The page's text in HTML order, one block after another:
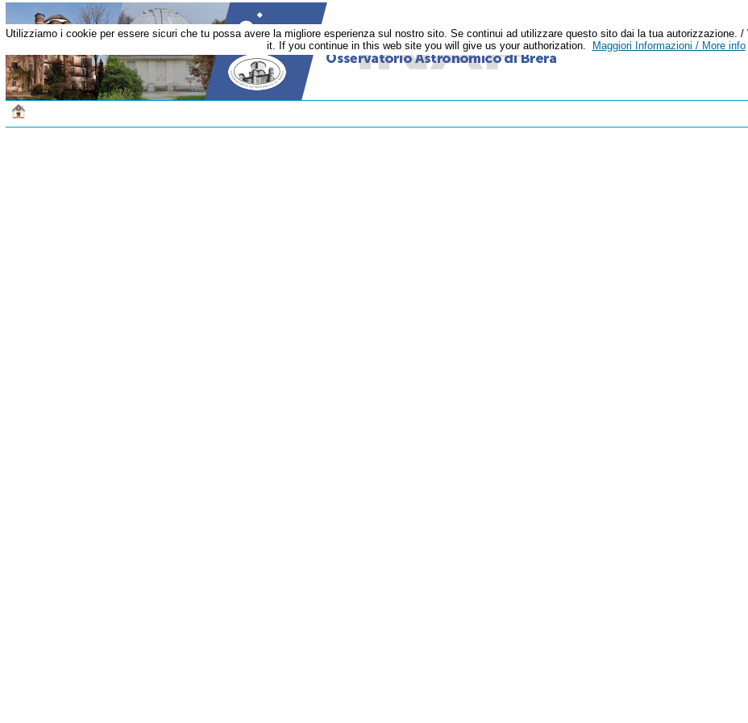
Utilizziamo i cookie per essere sicuri che tu possa avere la migliore esperienza sul nostro sito. Se continui ad utilizzare questo sito dai la tua autorizzazione.
it. If you continue in this web site you will give us your authorization.
Maggiori Informazioni / More info